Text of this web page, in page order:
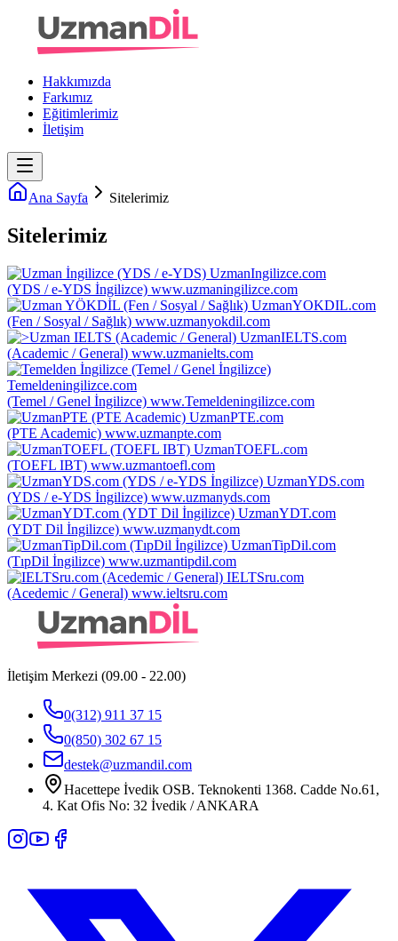
Hakkımızda
Farkımız
Eğitimlerimiz
İletişim
Ana Sayfa Sitelerimiz
Sitelerimiz
UzmanIngilizce.com
(YDS / e-YDS İngilizce) www.uzmaningilizce.com
UzmanYOKDIL.com
(Fen / Sosyal / Sağlık) www.uzmanyokdil.com
UzmanIELTS.com
(Academic / General) www.uzmanielts.com
Temeldeningilizce.com
(Temel / Genel İngilizce) www.Temeldeningilizce.com
UzmanPTE.com
(PTE Academic) www.uzmanpte.com
UzmanTOEFL.com
(TOEFL IBT) www.uzmantoefl.com
UzmanYDS.com
(YDS / e-YDS İngilizce) www.uzmanyds.com
UzmanYDT.com
(YDT Dil İngilizce) www.uzmanydt.com
UzmanTipDil.com
(TıpDil İngilizce) www.uzmantipdil.com
IELTSru.com
(Acedemic / General) www.ieltsru.com
İletişim Merkezi (09.00 - 22.00)
0(312) 911 37 15
0(850) 302 67 15
destek@uzmandil.com
Hacettepe İvedik OSB. Teknokenti 1368. Cadde No.61,
4. Kat Ofis No: 32 İvedik / ANKARA